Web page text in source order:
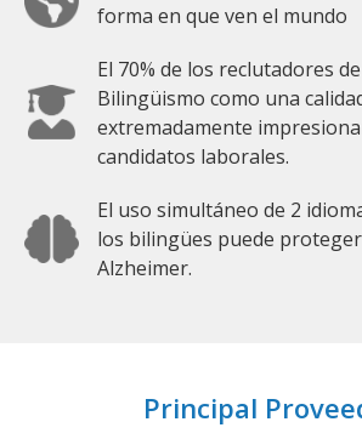
forma en que ven el mundo
El 70% de los reclutadores
Bilingüismo como una
extremadamente
candidatos laborales.
El uso simultáneo de 2
los bilingües puede
Alzheimer.
Principal